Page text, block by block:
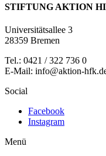
STIFTUNG AKTION
Universitätsallee 3
28359 Bremen
Tel.: 0421 / 322 736 0
E-Mail: info@aktion-
Social
Facebook
Instagram
Menü